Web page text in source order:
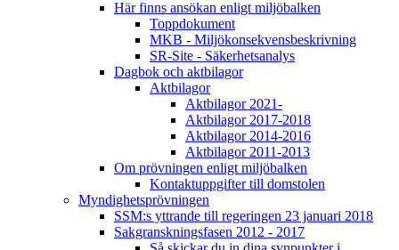
Här finns ansökan enligt miljöbalken
Toppdokument
MKB - Miljökonsekvensbeskrivning
SR-Site - Säkerhetsanalys
Dagbok och aktbilagor
Aktbilagor
Aktbilagor 2021-
Aktbilagor 2017-2018
Aktbilagor 2014-2016
Aktbilagor 2011-2013
Om prövningen enligt miljöbalken
Kontaktuppgifter till domstolen
Myndighetsprövningen
SSM:s yttrande till regeringen 23 januari 2018
Sakgranskningsfasen 2012 - 2017